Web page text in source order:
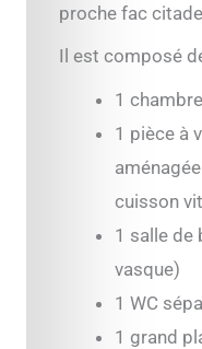
proche fac
Il est composé
1 chambre
1 pièce à
cuisson
1 salle de
vasque)
1 WC
1 grand